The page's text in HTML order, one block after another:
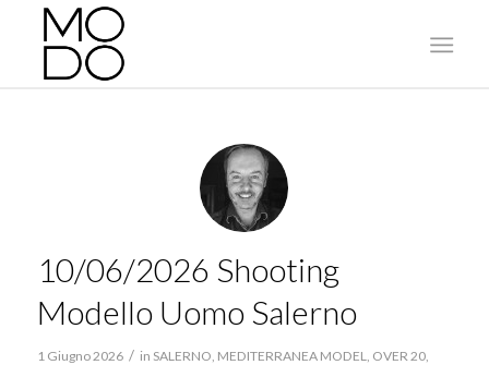
10/06/2026 Shooting
Modello Uomo Salerno
1 Giugno 2026 / in SALERNO, MEDITERRANEA MODEL, OVER 20,